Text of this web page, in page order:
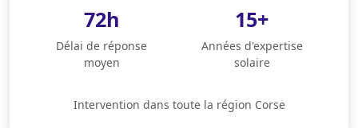
72h
Délai de réponse
moyen
15+
Années d'expertise
solaire
Intervention dans toute la région Corse